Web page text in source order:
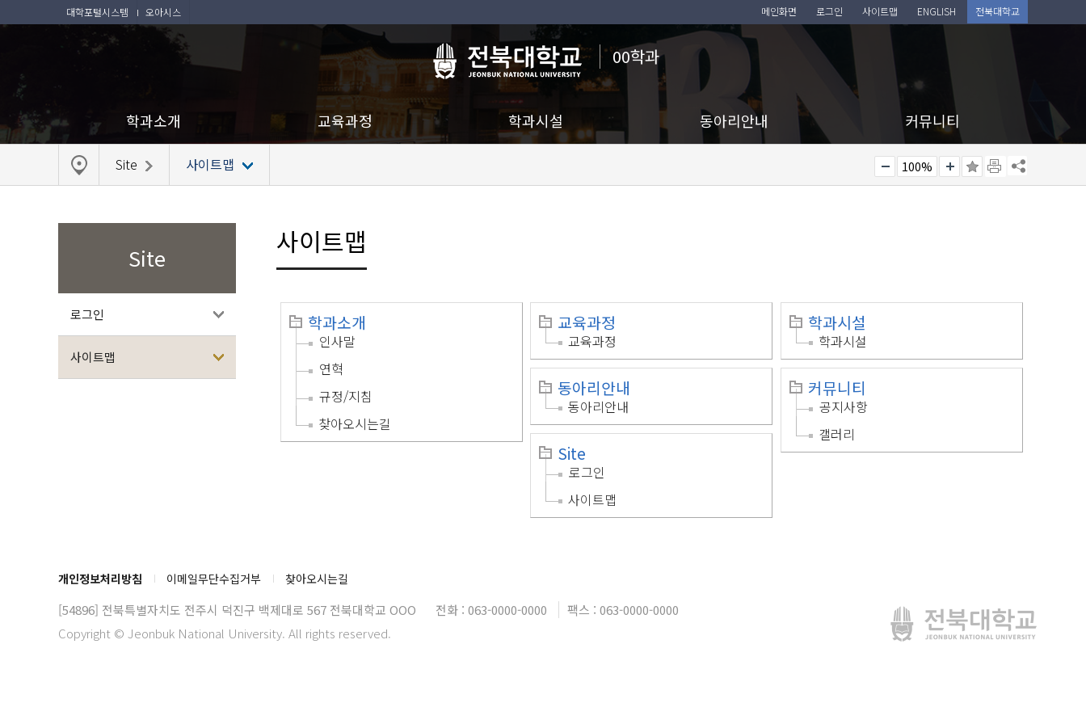
대학포털시스템 오아시스
00학과
메인화면 로그인 사이트맵 ENGLISH 전북대학교
학과소개 교육과정 학과시설 동아리안내 커뮤니티
Site 사이트맵 100%
Site
로그인
사이트맵
사이트맵
학과소개
인사말
연혁
규정/지침
찾아오시는길
교육과정
교육과정
학과시설
학과시설
동아리안내
동아리안내
커뮤니티
공지사항
갤러리
Site
로그인
사이트맵
개인정보처리방침 이메일무단수집거부 찾아오시는길
[54896] 전북특별자치도 전주시 덕진구 백제대로 567 전북대학교 OOO 전화 : 063-0000-0000
팩스 : 063-0000-0000
Copyright © Jeonbuk National University. All rights reserved.